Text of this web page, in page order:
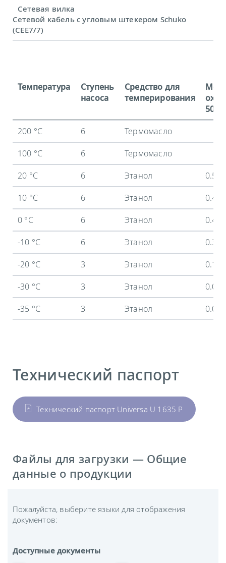
Сетевая вилка
Сетевой кабель с угловым штекером Schuko
(CEE7/7)
Температура
Ступень
насоса
Средство для
темперирования
50 Гц
200 °C
6
Термомасло
100 °C
6
Термомасло
20 °C
6 Этанол
0.5
10 °C
6 Этанол
0.47
0 °C
6 Этанол
0.43
-10 °C
6 Этанол
0.37
-20 °C
3 Этанол
0.15
-30 °C
3 Этанол
0.05
-35 °C
3 Этанол 0.02
Технический паспорт
Технический паспорт Universa U 1635 P
Файлы для загрузки — Общие
данные о продукции
Пожалуйста, выберите языки для отображения
документов:
Доступные документы